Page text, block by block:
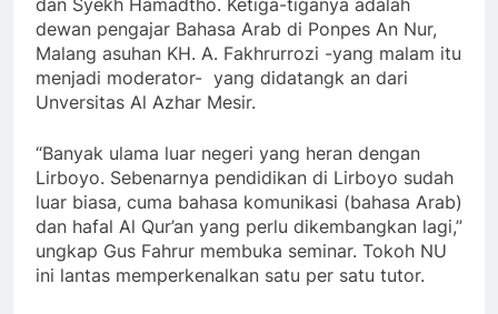
dan Syekh Hamadtho. Ketiga-tiganya adalah
dewan pengajar Bahasa Arab di Ponpes An Nur,
Malang asuhan KH. A. Fakhrurrozi -yang malam itu
menjadi moderator- yang didatangk an dari
Unversitas Al Azhar Mesir.
“Banyak ulama luar negeri yang heran dengan
Lirboyo. Sebenarnya pendidikan di Lirboyo sudah
luar biasa, cuma bahasa komunikasi (bahasa Arab)
dan hafal Al Qur’an yang perlu dikembangkan lagi,”
ungkap Gus Fahrur membuka seminar. Tokoh NU
ini lantas memperkenalkan satu per satu tutor.